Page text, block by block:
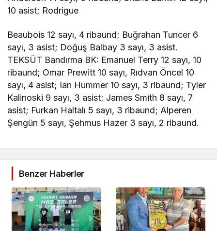
10 asist; Rodrigue
Beaubois 12 sayı, 4 ribaund; Buğrahan Tuncer 6
sayı, 3 asist; Doğuş Balbay 3 sayı, 3 asist.
TEKSÜT Bandırma BK: Emanuel Terry 12 sayı, 10
ribaund; Omar Prewitt 10 sayı, Rıdvan Öncel 10
sayı, 4 asist; Ian Hummer 10 sayı, 3 ribaund; Tyler
Kalinoski 9 sayı, 3 asist; James Smith 8 sayı, 7
asist; Furkan Haltalı 5 sayı, 3 ribaund; Alperen
Şengün 5 sayı, Şehmus Hazer 3 sayı, 2 ribaund.
Benzer Haberler